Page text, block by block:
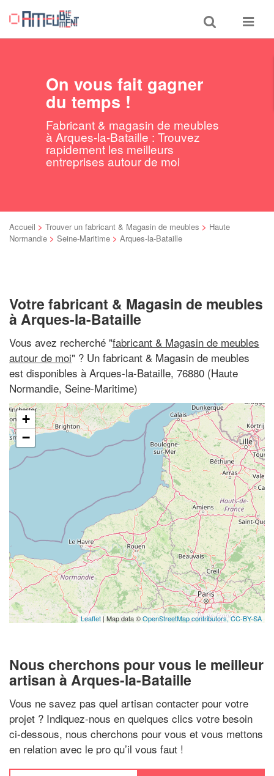
Toggle
search
Toggle
On vous fait gagner
du temps !
Fabricant & magasin de meubles
à Arques-la-Bataille : Trouvez
rapidement les meilleurs
entreprises autour de moi
Accueil > Trouver un fabricant & Magasin de meubles > Haute
Normandie > Seine-Maritime > Arques-la-Bataille
Votre fabricant & Magasin de meubles
à Arques-la-Bataille
Vous avez recherché "fabricant & Magasin de meubles
autour de moi" ? Un fabricant & Magasin de meubles
est disponibles à Arques-la-Bataille, 76880 (Haute
Normandie, Seine-Maritime)
+
−
Leaflet | Map data ©OpenStreetMap contributors,CC-BY-SA
Nous cherchons pour vous le meilleur
artisan à Arques-la-Bataille
Vous ne savez pas quel artisan contacter pour votre
projet ? Indiquez-nous en quelques clics votre besoin
ci-dessous, nous cherchons pour vous et vous mettons
en relation avec le pro qu’il vous faut !